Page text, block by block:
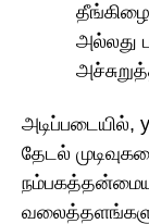
அல்லது
தேடல்